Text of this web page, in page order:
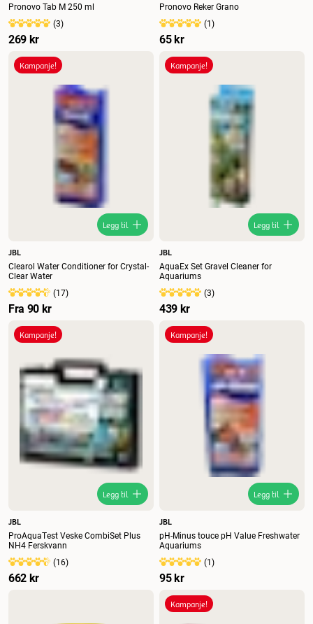
Pronovo Tab M 250 ml
(3)
269 kr
Pronovo Reker Grano
(1)
65 kr
Kampanje!
Legg til
JBL
Clearol Water Conditioner for Crystal-
Clear Water
(17)
Fra 90 kr
Kampanje!
Legg til
JBL
AquaEx Set Gravel Cleaner for
Aquariums
(3)
439 kr
Kampanje!
Legg til
JBL
ProAquaTest Veske CombiSet Plus
NH4 Ferskvann
(16)
662 kr
Kampanje!
Legg til
JBL
pH-Minus touce pH Value Freshwater
Aquariums
(1)
95 kr
Kampanje!